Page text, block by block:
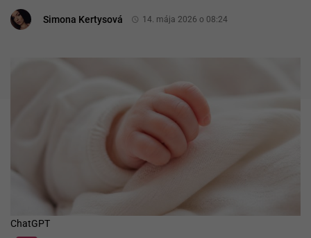
Simona Kertysová 14. mája 2026 o 08:24
ChatGPT